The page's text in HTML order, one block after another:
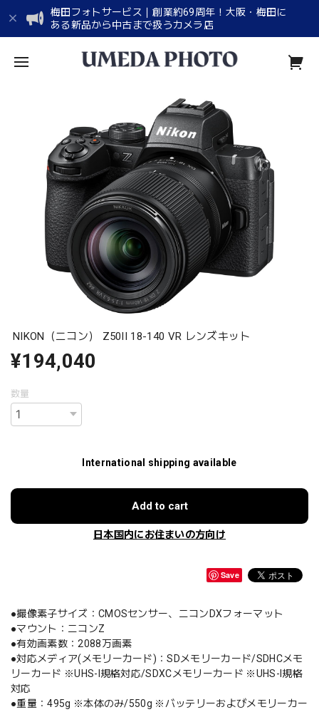
梅田フォトサービス｜創業約69周年！大阪・梅田に
ある新品から中古まで扱うカメラ店
NIKON（ニコン） Z50II 18-140 VR レンズキット
¥194,040
数量
International shipping available
Add to cart
日本国内にお住まいの方向け
Save
●撮像素子サイズ：CMOSセンサー、ニコンDXフォーマット
●マウント：ニコンZ
●有効画素数：2088万画素
●対応メディア(メモリーカード)：SDメモリーカード/SDHCメモ
リーカード ※UHS-I規格対応/SDXCメモリーカード ※UHS-I規格
対応
●重量：495g ※本体のみ/550g ※バッテリーおよびメモリーカー